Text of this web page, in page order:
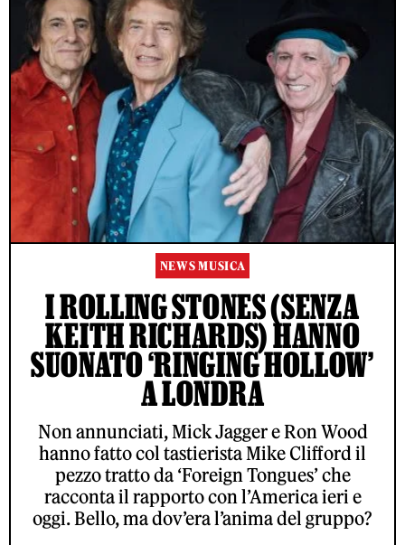
NEWS MUSICA
I ROLLING STONES (SENZA
KEITH RICHARDS) HANNO
SUONATO ‘RINGING HOLLOW’
A LONDRA
Non annunciati, Mick Jagger e Ron Wood
hanno fatto col tastierista Mike Clifford il
pezzo tratto da ‘Foreign Tongues’ che
racconta il rapporto con l’America ieri e
oggi. Bello, ma dov’era l’anima del gruppo?